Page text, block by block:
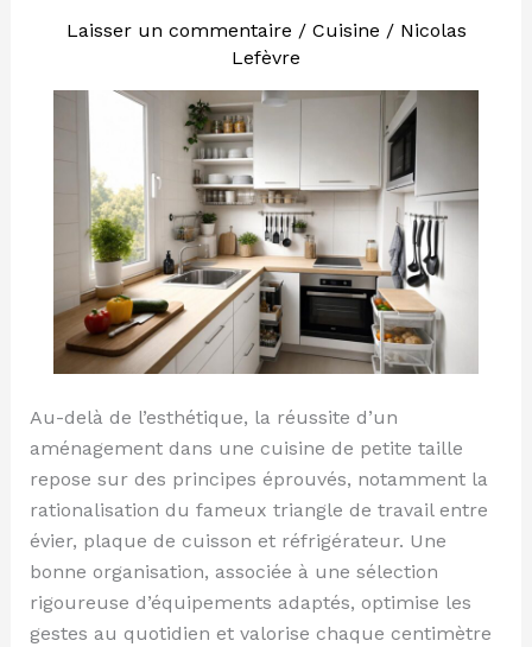
Laisser un commentaire / Cuisine / Nicolas
Lefèvre
Au-delà de l’esthétique, la réussite d’un
aménagement dans une cuisine de petite taille
repose sur des principes éprouvés, notamment la
rationalisation du fameux triangle de travail entre
évier, plaque de cuisson et réfrigérateur. Une
bonne organisation, associée à une sélection
rigoureuse d’équipements adaptés, optimise les
gestes au quotidien et valorise chaque centimètre
cuisine